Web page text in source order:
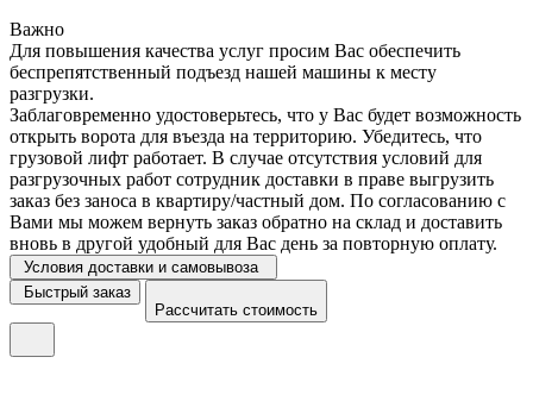
Важно
Для повышения качества услуг просим Вас обеспечить
беспрепятственный подъезд нашей машины к месту
разгрузки.
Заблаговременно удостоверьтесь, что у Вас будет возможность
открыть ворота для въезда на территорию. Убедитесь, что
грузовой лифт работает. В случае отсутствия условий для
разгрузочных работ сотрудник доставки в праве выгрузить
заказ без заноса в квартиру/частный дом. По согласованию с
Вами мы можем вернуть заказ обратно на склад и доставить
вновь в другой удобный для Вас день за повторную оплату.
Условия доставки и самовывоза
Быстрый заказ
Рассчитать стоимость